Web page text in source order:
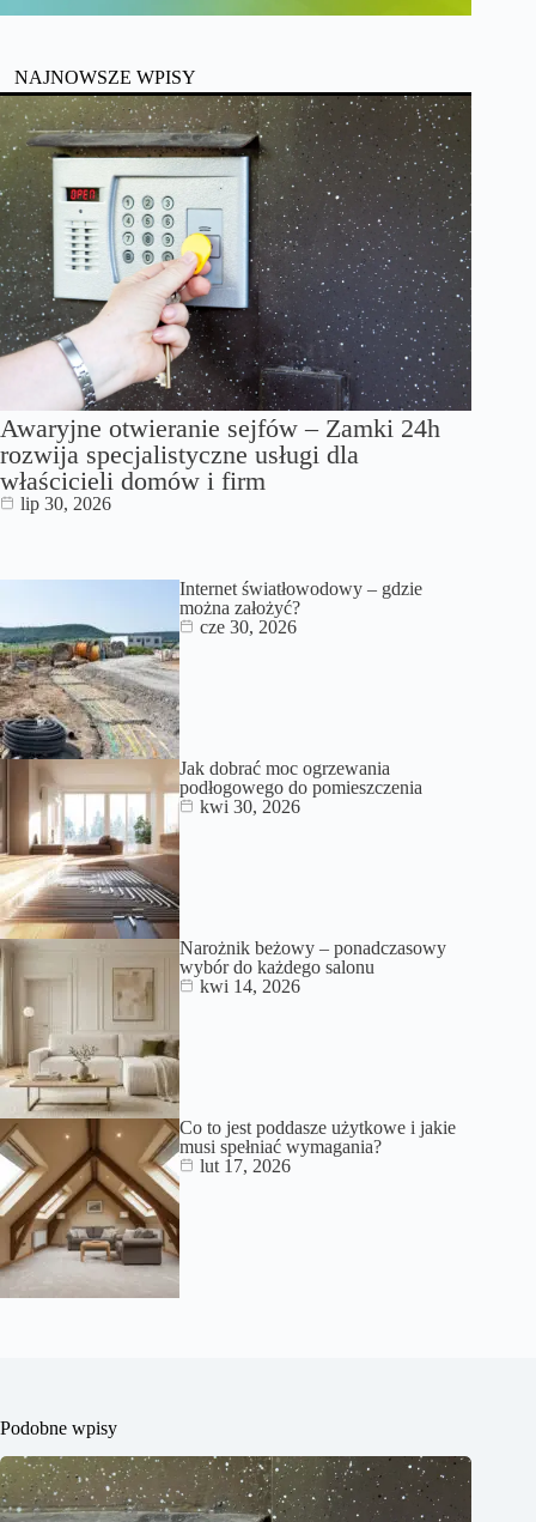
NAJNOWSZE WPISY
Awaryjne otwieranie sejfów – Zamki 24h
rozwija specjalistyczne usługi dla
właścicieli domów i firm
lip 30, 2026
Internet światłowodowy – gdzie
można założyć?
cze 30, 2026
Jak dobrać moc ogrzewania
podłogowego do pomieszczenia
kwi 30, 2026
Narożnik beżowy – ponadczasowy
wybór do każdego salonu
kwi 14, 2026
Co to jest poddasze użytkowe i jakie
musi spełniać wymagania?
lut 17, 2026
Podobne wpisy